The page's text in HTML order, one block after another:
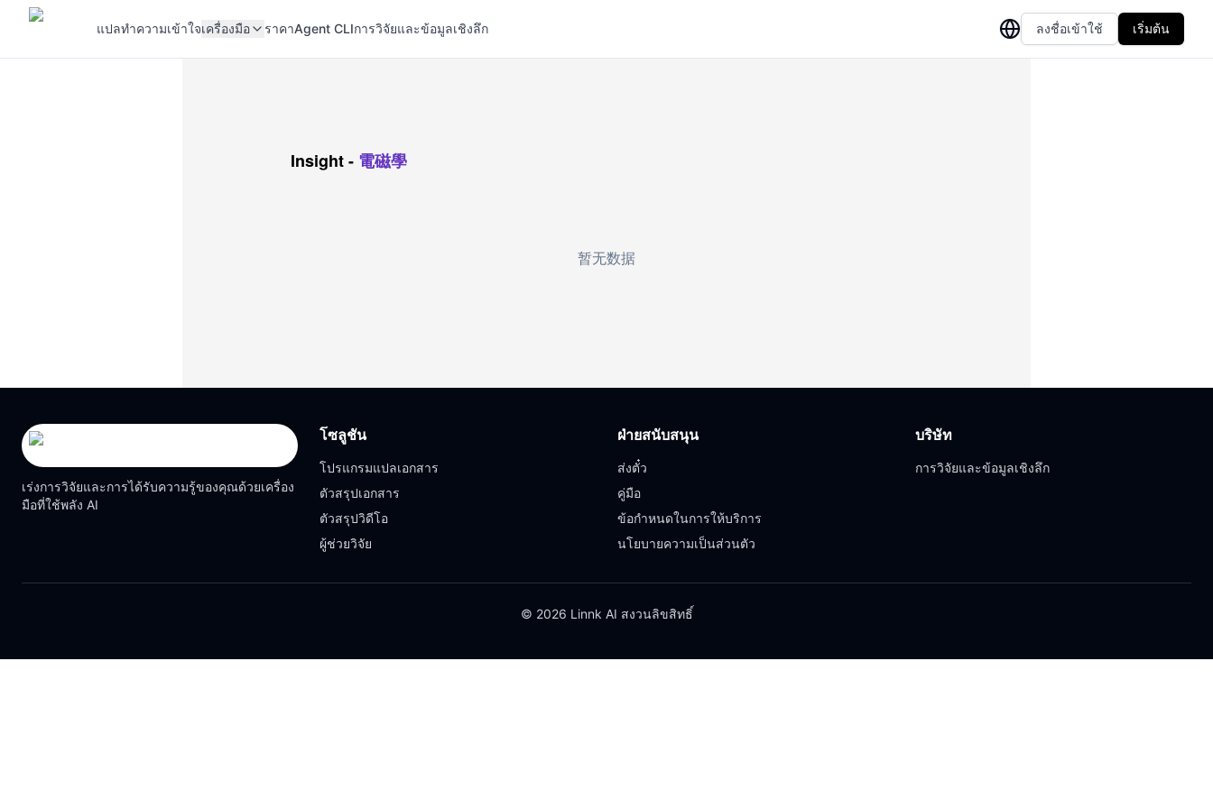
แปลทำความเข้าใจเครื่องมือ ราคาAgent CLIการวิจัยและข้อมูลเชิงลึก ลงชื่อเข้าใช้ เริ่มต้น
Insight- 電磁學
暂无数据
เร่งการวิจัยและการได้รับความรู้ของคุณด้วยเครื่อง
มือที่ใช้พลัง AI
โซลูชัน
โปรแกรมแปลเอกสาร
ตัวสรุปเอกสาร
ตัวสรุปวิดีโอ
ผู้ช่วยวิจัย
ฝ่ายสนับสนุน
ส่งตั๋ว
คู่มือ
ข้อกำหนดในการให้บริการ
นโยบายความเป็นส่วนตัว
บริษัท
การวิจัยและข้อมูลเชิงลึก
© 2026 Linnk AI สงวนลิขสิทธิ์